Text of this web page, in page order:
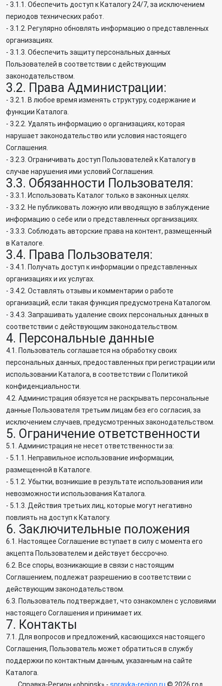
- 3.1.1. Обеспечить доступ к Каталогу 24/7, за исключением
периодов технических работ.
- 3.1.2. Регулярно обновлять информацию о представленных
организациях.
- 3.1.3. Обеспечить защиту персональных данных
Пользователей в соответствии с действующим
законодательством.
3.2. Права Администрации:
- 3.2.1. В любое время изменять структуру, содержание и
функции Каталога.
- 3.2.2. Удалять информацию о организациях, которая
нарушает законодательство или условия настоящего
Соглашения.
- 3.2.3. Ограничивать доступ Пользователей к Каталогу в
случае нарушения ими условий Соглашения.
3.3. Обязанности Пользователя:
- 3.3.1. Использовать Каталог только в законных целях.
- 3.3.2. Не публиковать ложную или вводящую в заблуждение
информацию о себе или о представленных организациях.
- 3.3.3. Соблюдать авторские права на контент, размещенный
в Каталоге.
3.4. Права Пользователя:
- 3.4.1. Получать доступ к информации о представленных
организациях и их услугах.
- 3.4.2. Оставлять отзывы и комментарии о работе
организаций, если такая функция предусмотрена Каталогом.
- 3.4.3. Запрашивать удаление своих персональных данных в
соответствии с действующим законодательством.
4. Персональные данные
4.1. Пользователь соглашается на обработку своих
персональных данных, предоставленных при регистрации или
использовании Каталога, в соответствии с Политикой
конфиденциальности.
4.2. Администрация обязуется не раскрывать персональные
данные Пользователя третьим лицам без его согласия, за
исключением случаев, предусмотренных законодательством.
5. Ограничение ответственности
5.1. Администрация не несет ответственности за:
- 5.1.1. Неправильное использование информации,
размещенной в Каталоге.
- 5.1.2. Убытки, возникшие в результате использования или
невозможности использования Каталога.
- 5.1.3. Действия третьих лиц, которые могут негативно
повлиять на доступ к Каталогу.
6. Заключительные положения
6.1. Настоящее Соглашение вступает в силу с момента его
акцепта Пользователем и действует бессрочно.
6.2. Все споры, возникающие в связи с настоящим
Соглашением, подлежат разрешению в соответствии с
действующим законодательством.
6.3. Пользователь подтверждает, что ознакомлен с условиями
настоящего Соглашения и принимает их.
7. Контакты
7.1. Для вопросов и предложений, касающихся настоящего
Соглашения, Пользователь может обратиться в службу
поддержки по контактным данным, указанным на сайте
Каталога.